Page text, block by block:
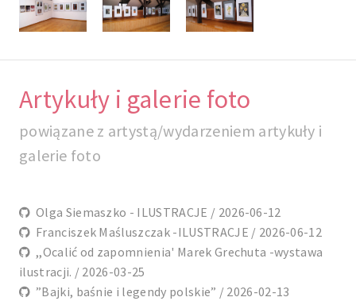
Artykuły i galerie foto
powiązane z artystą/wydarzeniem artykuły i
galerie foto
Olga Siemaszko - ILUSTRACJE / 2026-06-12
Franciszek Maśluszczak -ILUSTRACJE / 2026-06-12
,,Ocalić od zapomnienia' Marek Grechuta -wystawa
ilustracji. / 2026-03-25
”Bajki, baśnie i legendy polskie” / 2026-02-13